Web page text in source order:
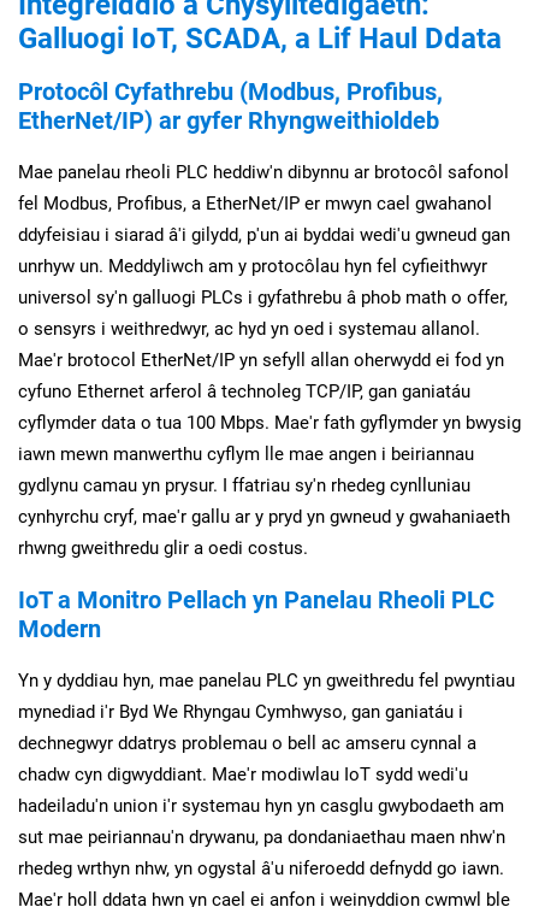
Galluogi IoT, SCADA, a Lif Haul Ddata
Protocôl Cyfathrebu (Modbus, Profibus,
EtherNet/IP) ar gyfer Rhyngweithioldeb
Mae panelau rheoli PLC heddiw'n dibynnu ar brotocôl safonol
fel Modbus, Profibus, a EtherNet/IP er mwyn cael gwahanol
ddyfeisiau i siarad â'i gilydd, p'un ai byddai wedi'u gwneud gan
unrhyw un. Meddyliwch am y protocôlau hyn fel cyfieithwyr
universol sy'n galluogi PLCs i gyfathrebu â phob math o offer,
o sensyrs i weithredwyr, ac hyd yn oed i systemau allanol.
Mae'r brotocol EtherNet/IP yn sefyll allan oherwydd ei fod yn
cyfuno Ethernet arferol â technoleg TCP/IP, gan ganiatáu
cyflymder data o tua 100 Mbps. Mae'r fath gyflymder yn bwysig
iawn mewn manwerthu cyflym lle mae angen i beiriannau
gydlynu camau yn prysur. I ffatriau sy'n rhedeg cynlluniau
cynhyrchu cryf, mae'r gallu ar y pryd yn gwneud y gwahaniaeth
rhwng gweithredu glir a oedi costus.
IoT a Monitro Pellach yn Panelau Rheoli PLC
Modern
Yn y dyddiau hyn, mae panelau PLC yn gweithredu fel pwyntiau
mynediad i'r Byd We Rhyngau Cymhwyso, gan ganiatáu i
dechnegwyr ddatrys problemau o bell ac amseru cynnal a
chadw cyn digwyddiant. Mae'r modiwlau IoT sydd wedi'u
hadeiladu'n union i'r systemau hyn yn casglu gwybodaeth am
sut mae peiriannau'n drywanu, pa dondaniaethau maen nhw'n
rhedeg wrthyn nhw, yn ogystal â'u niferoedd defnydd go iawn.
Mae'r holl ddata hwn yn cael ei anfon i weinyddion cwmwl ble